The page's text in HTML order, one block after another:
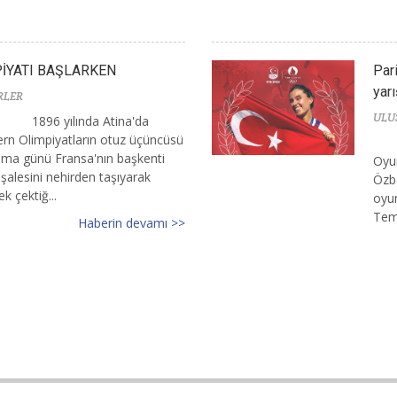
BAŞLARKEN
1896 yılında Atina'da
Olimpiyatların otuz üçüncüsü
günü Fransa'nın başkenti
nehirden taşıyarak
çektiğ...
Haberin devamı >>